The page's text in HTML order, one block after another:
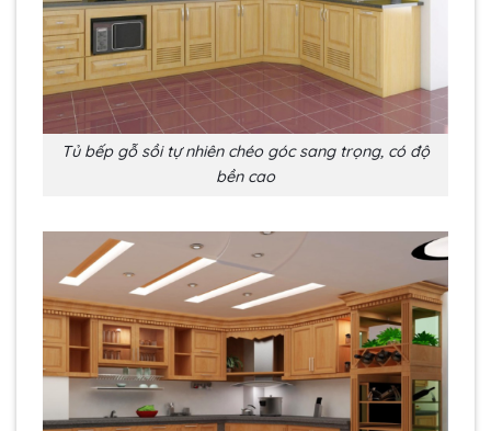
Tủ bếp gỗ sồi tự nhiên chéo góc sang trọng, có độ
bền cao